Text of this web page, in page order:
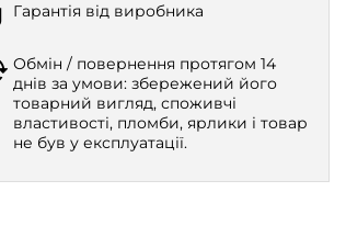
Гарантія від виробника
Обмін / повернення протягом 14
днів за умови: збережений його
товарний вигляд, споживчі
властивості, пломби, ярлики і товар
не був у експлуатації.